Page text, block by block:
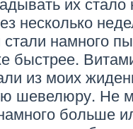
ВИТАМИНЫ
ДЛЯ ВОЛОС ЧТО
несколько
стали намного
быстрее.
из моих
шевелюру. Не
больше